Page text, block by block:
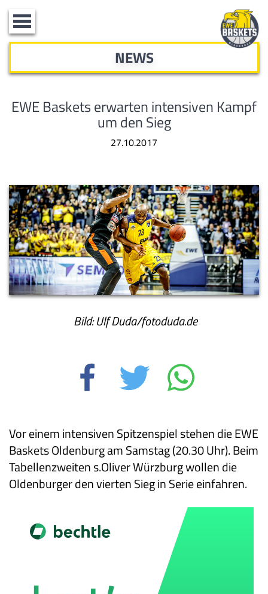
Toggle
navigation
NEWS
EWE Baskets erwarten intensiven Kampf
um den Sieg
27.10.2017
Bild: Ulf Duda/fotoduda.de
Vor einem intensiven Spitzenspiel stehen die EWE
Baskets Oldenburg am Samstag (20.30 Uhr). Beim
Tabellenzweiten s.Oliver Würzburg wollen die
Oldenburger den vierten Sieg in Serie einfahren.